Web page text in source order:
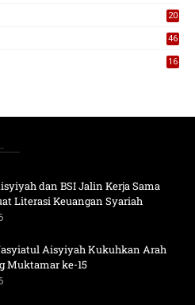
20
46
16
dan BSI Jalin Kerja Sama
Literasi Keuangan Syariah
Aisyiyah Kukuhkan Arah
Muktamar ke-15